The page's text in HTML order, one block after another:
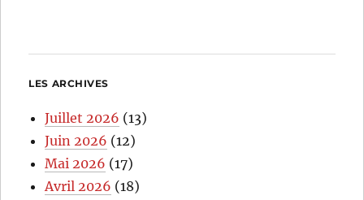
LES ARCHIVES
Juillet 2026 (13)
Juin 2026 (12)
Mai 2026 (17)
Avril 2026 (18)